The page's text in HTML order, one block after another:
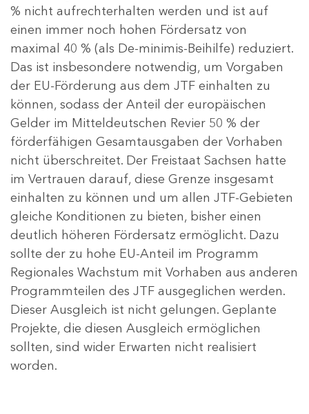
% nicht aufrechterhalten werden und ist auf
einen immer noch hohen Fördersatz von
maximal 40 % (als De-minimis-Beihilfe) reduziert.
Das ist insbesondere notwendig, um Vorgaben
der EU-Förderung aus dem JTF einhalten zu
können, sodass der Anteil der europäischen
Gelder im Mitteldeutschen Revier 50 % der
förderfähigen Gesamtausgaben der Vorhaben
nicht überschreitet. Der Freistaat Sachsen hatte
im Vertrauen darauf, diese Grenze insgesamt
einhalten zu können und um allen JTF-Gebieten
gleiche Konditionen zu bieten, bisher einen
deutlich höheren Fördersatz ermöglicht. Dazu
sollte der zu hohe EU-Anteil im Programm
Regionales Wachstum mit Vorhaben aus anderen
Programmteilen des JTF ausgeglichen werden.
Dieser Ausgleich ist nicht gelungen. Geplante
Projekte, die diesen Ausgleich ermöglichen
sollten, sind wider Erwarten nicht realisiert
worden.